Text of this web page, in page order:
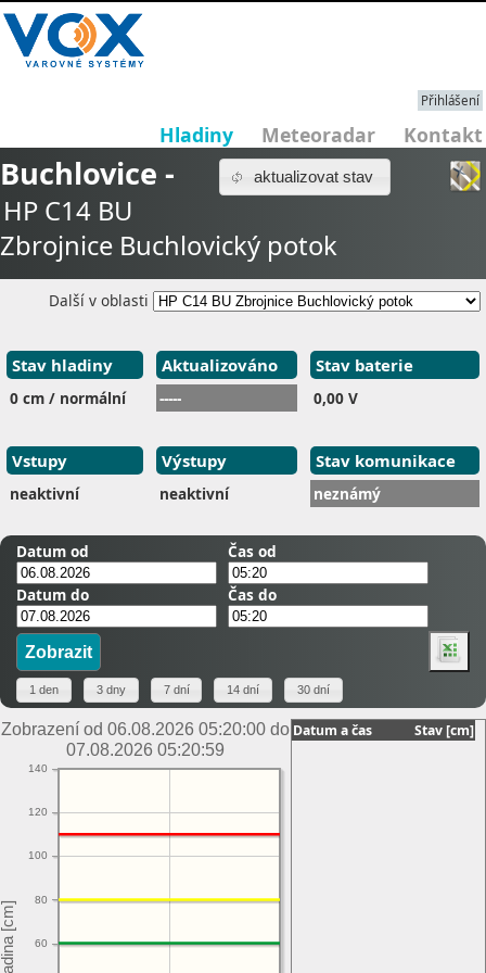
Přihlášení
Hladiny Meteoradar Kontakt
aktualizovat stav
Buchlovice -
HP C14 BU
Zbrojnice Buchlovický potok
Další v oblasti
Stav hladiny
0 cm / normální
Aktualizováno
-----
Stav baterie
0,00 V
Vstupy
neaktivní
Výstupy
neaktivní
Stav komunikace
neznámý
Datum od Čas od
Datum do Čas do
Zobrazení od 06.08.2026 05:20:00 do
07.08.2026 05:20:59
60
80
100
120
140
Datum a čas Stav [cm]